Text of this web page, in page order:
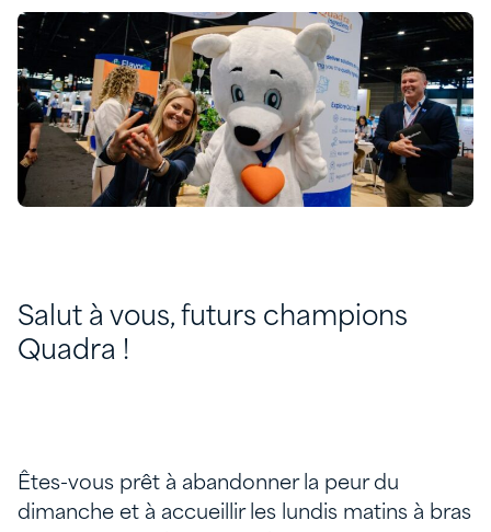
Salut à vous, futurs champions
Quadra !
Êtes-vous prêt à abandonner la peur du
dimanche et à accueillir les lundis matins à bras